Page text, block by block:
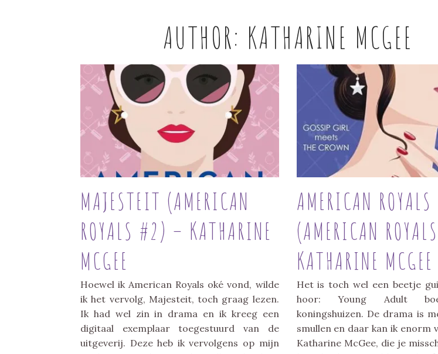
AUTHOR: KATHARINE MCGEE
MAJESTEIT (AMERICAN
ROYALS #2) – KATHARINE
MCGEE
Hoewel ik American Royals oké vond, wilde
ik het vervolg, Majesteit, toch graag lezen.
Ik had wel zin in drama en ik kreeg een
digitaal exemplaar toegestuurd van de
uitgeverij. Deze heb ik vervolgens op mijn
AMERICAN ROYALS
(AMERICAN
KATHARINE MCGEE
Het is toch wel een beetje
hoor: Young Adult
koningshuizen. De drama is
smullen en daar kan ik enorm
Katharine McGee, die je